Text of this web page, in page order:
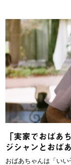
「実家でおばあ
ジシャンとおば
おばあちゃんは「い